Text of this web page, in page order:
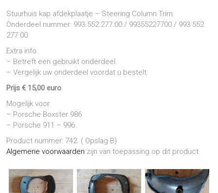
Stuurhuis kap afdekplaatje – Steering Column Trim
Onderdeel nummer: 993.552.277.00 / 99355227700 / 993 552
277 00
Extra info:
– Betreft een gebruikt onderdeel.
– Vergelijk uw onderdeel voordat u bestelt.
Prijs € 15,00 euro
Mogelijk voor:
– Porsche Boxster 986
– Porsche 911 – 996
Product nummer: 742. ( Opslag B)
Algemene voorwaarden zijn van toepassing op dit product.